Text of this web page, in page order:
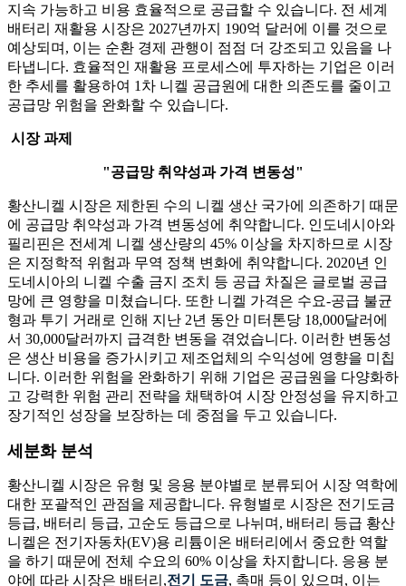
지속 가능하고 비용 효율적으로 공급할 수 있습니다. 전 세계
배터리 재활용 시장은 2027년까지 190억 달러에 이를 것으로
예상되며, 이는 순환 경제 관행이 점점 더 강조되고 있음을 나
타냅니다. 효율적인 재활용 프로세스에 투자하는 기업은 이러
한 추세를 활용하여 1차 니켈 공급원에 대한 의존도를 줄이고
공급망 위험을 완화할 수 있습니다.
시장 과제
"공급망 취약성과 가격 변동성"
황산니켈 시장은 제한된 수의 니켈 생산 국가에 의존하기 때문
에 공급망 취약성과 가격 변동성에 취약합니다. 인도네시아와
필리핀은 전세계 니켈 생산량의 45% 이상을 차지하므로 시장
은 지정학적 위험과 무역 정책 변화에 취약합니다. 2020년 인
도네시아의 니켈 수출 금지 조치 등 공급 차질은 글로벌 공급
망에 큰 영향을 미쳤습니다. 또한 니켈 가격은 수요-공급 불균
형과 투기 거래로 인해 지난 2년 동안 미터톤당 18,000달러에
서 30,000달러까지 급격한 변동을 겪었습니다. 이러한 변동성
은 생산 비용을 증가시키고 제조업체의 수익성에 영향을 미칩
니다. 이러한 위험을 완화하기 위해 기업은 공급원을 다양화하
고 강력한 위험 관리 전략을 채택하여 시장 안정성을 유지하고
장기적인 성장을 보장하는 데 중점을 두고 있습니다.
세분화 분석
황산니켈 시장은 유형 및 응용 분야별로 분류되어 시장 역학에
대한 포괄적인 관점을 제공합니다. 유형별로 시장은 전기도금
등급, 배터리 등급, 고순도 등급으로 나뉘며, 배터리 등급 황산
니켈은 전기자동차(EV)용 리튬이온 배터리에서 중요한 역할
을 하기 때문에 전체 수요의 60% 이상을 차지합니다. 응용 분
야에 따라 시장은 배터리,전기 도금, 촉매 등이 있으며, 이는